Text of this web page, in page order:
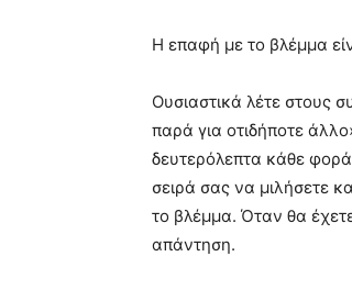
Η επαφή με το βλέμμα
Ουσιαστικά λέτε στους
παρά για οτιδήποτε
δευτερόλεπτα κάθε
σειρά σας να μιλήσετε
το βλέμμα. Όταν θα έχετε
απάντηση.